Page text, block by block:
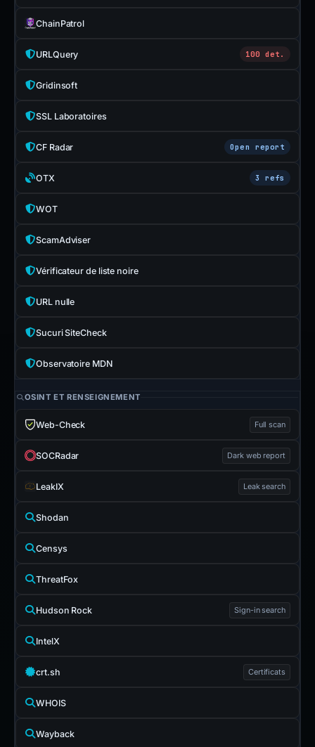
ChainPatrol
URLQuery 100 det.
Gridinsoft
SSL Laboratoires
CF Radar Open report
OTX 3 refs
WOT
ScamAdviser
Vérificateur de liste noire
URL nulle
Sucuri SiteCheck
Observatoire MDN
OSINT ET RENSEIGNEMENT
Web-Check Full scan
SOCRadar Dark web report
LeakIX Leak search
Shodan
Censys
ThreatFox
Hudson Rock Sign-in search
IntelX
crt.sh Certificats
WHOIS
Wayback